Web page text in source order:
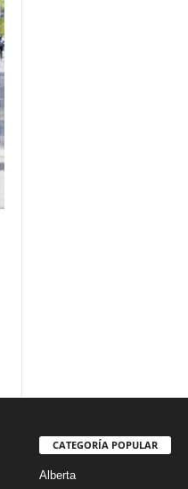
CATEGORÍA POPULAR
Alberta